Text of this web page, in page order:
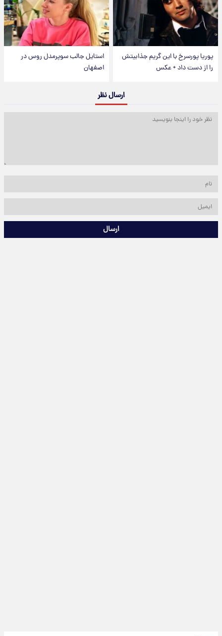
پوریا پورسرخ با این گریم جذابیتش
را از دست داد + عکس
استایل جالب سوپرمدل روس در
اصفهان
ارسال نظر
ارسال